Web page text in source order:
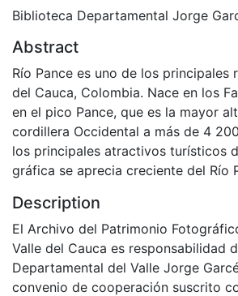
Biblioteca Departamental Jorge
Abstract
Río Pance es uno de los principales
del Cauca, Colombia. Nace en los
en el pico Pance, que es la mayor
cordillera Occidental a más de 4
los principales atractivos turísticos
gráfica se aprecia creciente del Río
Description
El Archivo del Patrimonio
Valle del Cauca es responsabilidad
Departamental del Valle Jorge
convenio de cooperación suscrito